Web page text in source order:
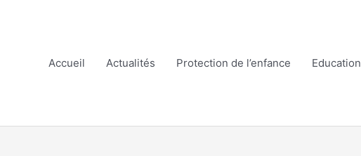
Accueil
Actualités Protection de l’enfance Education